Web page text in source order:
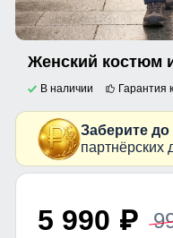
В наличии Гарантия
Заберите до
партнёрских
5 990 p